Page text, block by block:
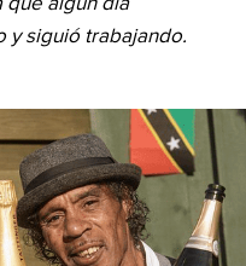
que algún día
y siguió trabajando.